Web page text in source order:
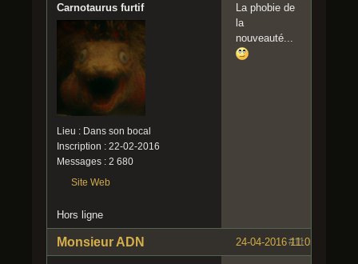
Carnotaurus furtif
Lieu : Dans son bocal
Inscription : 22-02-2016
Messages : 2 680
Site Web
La phobie de
la
nouveauté...
Hors ligne
#11
24-04-2016 11:05:28
Monsieur ADN